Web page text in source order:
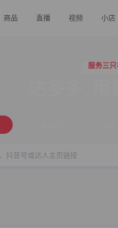
商品 直播 视频 小店
行业价